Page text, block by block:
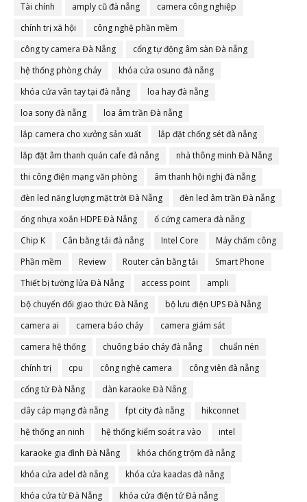
Tài chính
amply cũ đà nẵng
camera công nghiệp
chính trị xã hội
công nghệ phần mềm
công ty camera Đà Nẵng
cổng tự động âm sàn Đà nẵng
hệ thống phòng cháy
khóa cửa osuno đà nẵng
khóa cửa vân tay tại đà nẵng
loa hay đà nẵng
loa sony đà nẵng
loa âm trần Đà nẵng
lắp camera cho xưởng sản xuất
lắp đặt chống sét đà nẵng
lắp đặt âm thanh quán cafe đà nẵng
nhà thông minh Đà Nẵng
thi công điện mạng văn phòng
âm thanh hội nghị đà nẵng
đèn led năng lượng mặt trời Đà Nẵng
đèn led âm trần Đà nẵng
ống nhựa xoắn HDPE Đà Nẵng
ổ cứng camera đà nẵng
Chip K
Cân bằng tải đà nẵng Intel Core
Máy chấm công
Phần mềm
Review Router cân bằng tải
Smart Phone
Thiết bị tường lửa Đà Nẵng
access point
ampli
bộ chuyển đổi giao thức Đà Nẵng
bộ lưu điện UPS Đà Nẵng
camera ai
camera báo cháy
camera giám sát
camera hệ thống
chuông báo cháy đà nẵng
chuẩn nén
chính trị
cpu công nghệ camera
công viên đà nẵng
cổng từ Đà Nẵng
dàn karaoke Đà Nẵng
dây cáp mạng đà nẵng
fpt city đà nẵng
hikconnet
hệ thống an ninh
hệ thống kiểm soát ra vào
intel
karaoke gia đình Đà Nẵng
khóa chống trộm đà nẵng
khóa cửa adel đà nẵng
khóa cửa kaadas đà nẵng
khóa cửa từ Đà Nẵng
khóa cửa điện tử Đà nẵng